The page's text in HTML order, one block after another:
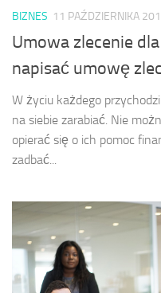
BIZNES 11 PAŹDZIERNIKA
Umowa zlecenie
napisać umowę
W życiu każdego
na siebie zarabiać. Nie
opierać się o ich pomoc
zadbać...